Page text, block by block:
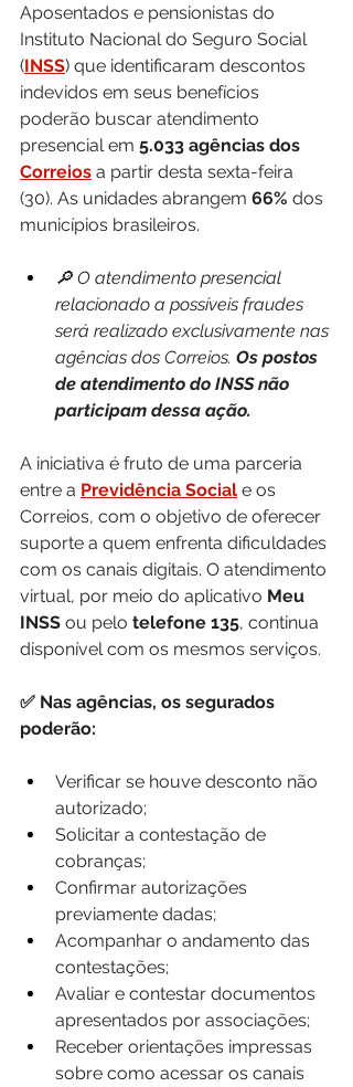
Aposentados e pensionistas do
Instituto Nacional do Seguro Social
(INSS) que identificaram descontos
indevidos em seus benefícios
poderão buscar atendimento
presencial em 5.033 agências dos
Correios a partir desta sexta-feira
(30). As unidades abrangem 66% dos
municípios brasileiros.
🔎 O atendimento presencial
relacionado a possíveis fraudes
será realizado exclusivamente nas
agências dos Correios. Os postos
de atendimento do INSS não
participam dessa ação.
A iniciativa é fruto de uma parceria
entre a Previdência Social e os
Correios, com o objetivo de oferecer
suporte a quem enfrenta dificuldades
com os canais digitais. O atendimento
virtual, por meio do aplicativo Meu
INSS ou pelo telefone 135, continua
disponível com os mesmos serviços.
✅ Nas agências, os segurados
poderão:
Verificar se houve desconto não
autorizado;
Solicitar a contestação de
cobranças;
Confirmar autorizações
previamente dadas;
Acompanhar o andamento das
contestações;
Avaliar e contestar documentos
apresentados por associações;
Receber orientações impressas
sobre como acessar os canais